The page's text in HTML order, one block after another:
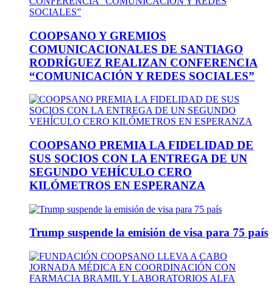
COOPSANO Y GREMIOS
COMUNICACIONALES DE SANTIAGO
RODRÍGUEZ REALIZAN CONFERENCIA
“COMUNICACIÓN Y REDES SOCIALES”
COOPSANO PREMIA LA FIDELIDAD DE
SUS SOCIOS CON LA ENTREGA DE UN
SEGUNDO VEHÍCULO CERO
KILÓMETROS EN ESPERANZA
Trump suspende la emisión de visa para 75 país